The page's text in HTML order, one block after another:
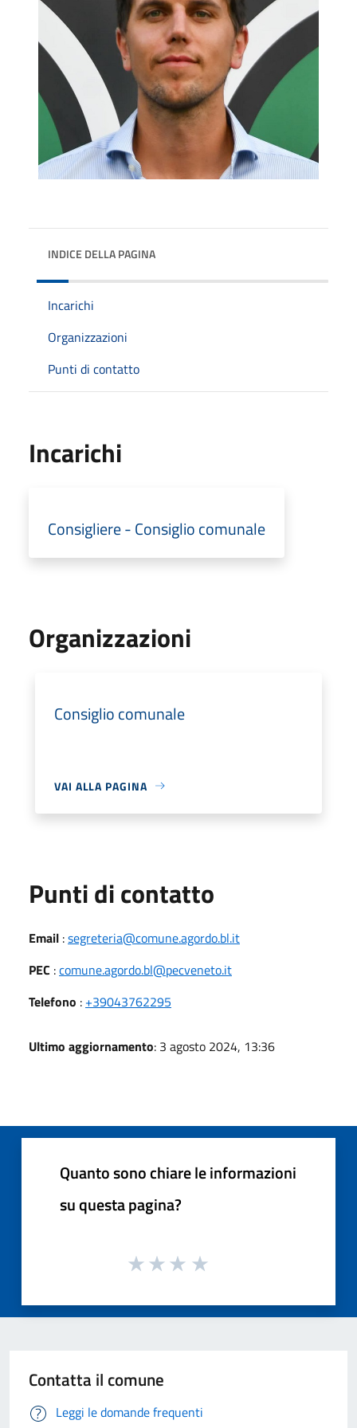
INDICE DELLA PAGINA
Incarichi
Organizzazioni
Punti di contatto
Incarichi
Consigliere - Consiglio comunale
Organizzazioni
Consiglio comunale
VAI ALLA PAGINA
Punti di contatto
Email :segreteria@comune.agordo.bl.it
PEC :comune.agordo.bl@pecveneto.it
Telefono : +39043762295
Ultimo aggiornamento: 3 agosto 2024, 13:36
Quanto sono chiare le informazioni
su questa pagina?
Contatta il comune
Leggi le domande frequenti